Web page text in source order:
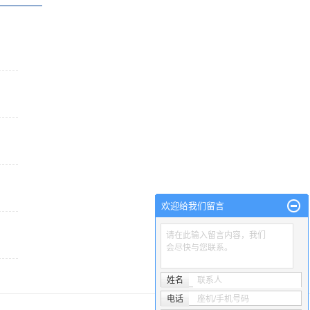
欢迎给我们留言
请在此输入留言内容，我们
会尽快与您联系。
姓名
联系人
电话
座机/手机号码